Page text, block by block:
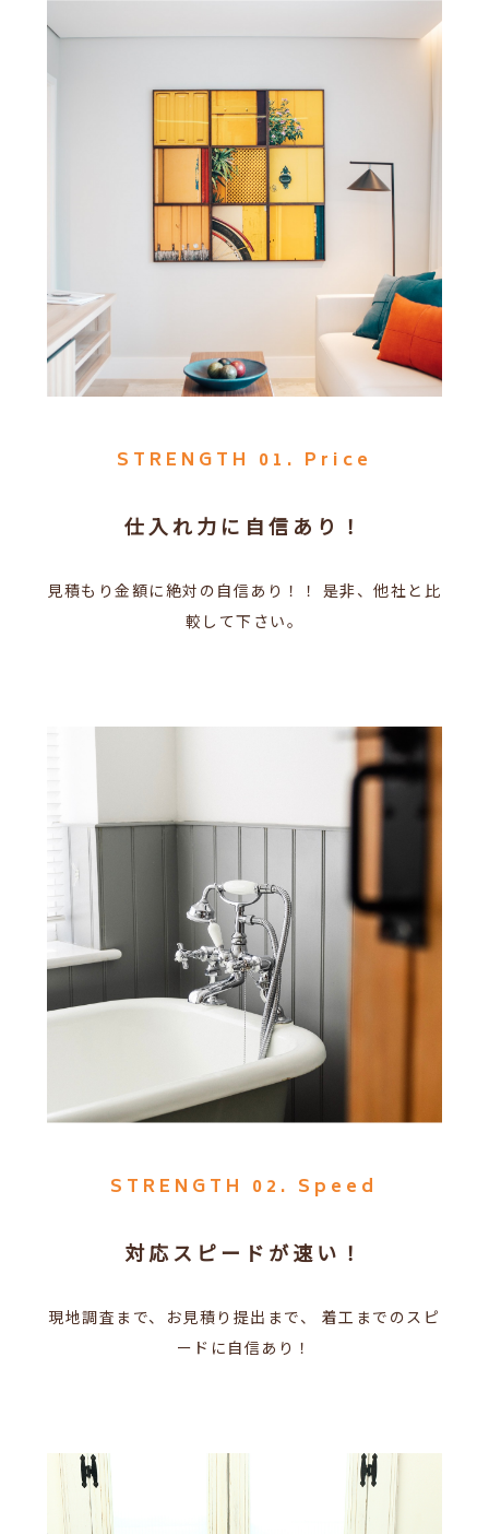
STRENGTH 01. Price
仕入れ力に自信あり！
見積もり金額に絶対の自信あり！！ 是非、他社と比
較して下さい。
STRENGTH 02. Speed
対応スピードが速い！
現地調査まで、お見積り提出まで、 着工までのスピ
ードに自信あり！